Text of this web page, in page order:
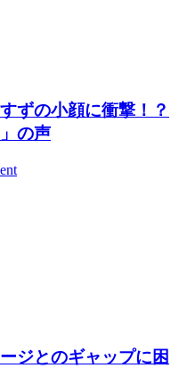
ずの小顔に衝撃！？
の声
ジとのギャップに困